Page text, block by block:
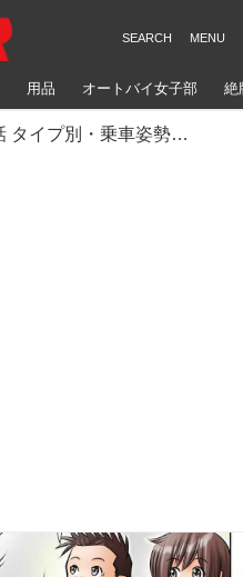
用品 オートバイ女子部 絶
第54話 タイプ別・乗車姿勢の考察その2／マンガで学ぶライテク上達法『モトシーカーズ・カフェへようこそ！』